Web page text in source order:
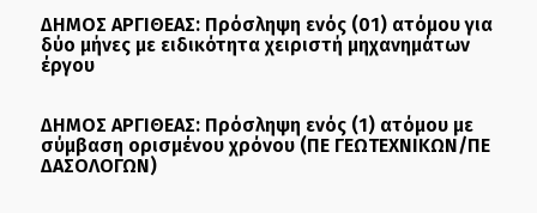
ΔΗΜΟΣ ΑΡΓΙΘΕΑΣ: Πρόσληψη ενός (01) ατόμου για
δύο μήνες με ειδικότητα χειριστή μηχανημάτων
έργου
ΔΗΜΟΣ ΑΡΓΙΘΕΑΣ: Πρόσληψη ενός (1) ατόμου με
σύμβαση ορισμένου χρόνου (ΠΕ ΓΕΩΤΕΧΝΙΚΩΝ/ΠΕ
ΔΑΣΟΛΟΓΩΝ)